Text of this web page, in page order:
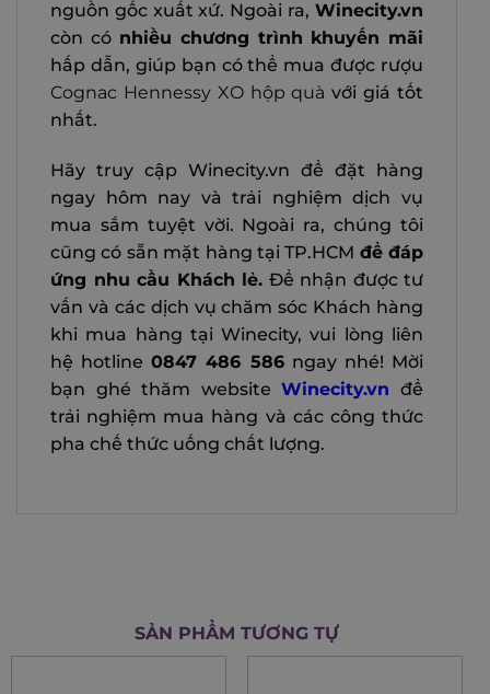
nguồn gốc xuất xứ. Ngoài ra,Winecity.vn
còn cónhiều chương trình khuyến mãi
hấp dẫn, giúp bạn có thể mua được rượu
Cognac Hennessy XO hộp quà với giá tốt
nhất.
Hãy truy cập Winecity.vn để đặt hàng
ngay hôm nay và trải nghiệm dịch vụ
mua sắm tuyệt vời. Ngoài ra, chúng tôi
cũng có sẵn mặt hàng tại TP.HCM để đáp
ứng nhu cầu Khách lẻ. Để nhận được tư
vấn và các dịch vụ chăm sóc Khách hàng
khi mua hàng tại Winecity, vui lòng liên
hệ hotline0847 486 586ngay nhé! Mời
bạn ghé thăm websiteWinecity.vn để
trải nghiệm mua hàng và các công thức
pha chế thức uống chất lượng.
SẢN PHẨM TƯƠNG TỰ